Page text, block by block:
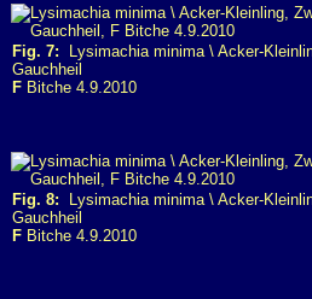
Fig. 7: Lysimachia minima \ Acker-
Gauchheil
F Bitche 4.9.2010
Fig. 8: Lysimachia minima \ Acker-
Gauchheil
F Bitche 4.9.2010